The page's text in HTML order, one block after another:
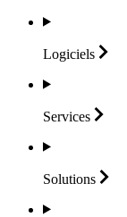
Logiciels
Services
Solutions